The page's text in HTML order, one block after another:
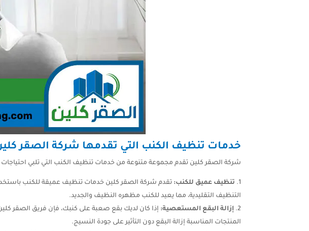
خدمات تنظيف الكنب التي تقدمها شركة الصقر
شركة الصقر كلين تقدم مجموعة متنوعة من خدمات تنظيف الكنب التي تلبي
تنظيف عميق للكنب: تقدم شركة الصقر كلين خدمات تنظيف عميقة للكنب
التنظيف التقليدية، مما يعيد للكنب مظهره النظيف والجديد.
إزالة البقع المستعصية: إذا كان لديك بقع صعبة على كنبك، فإن فريق الصقر
المنتجات المناسبة إزالة البقع دون التأثير على جودة النسيج.